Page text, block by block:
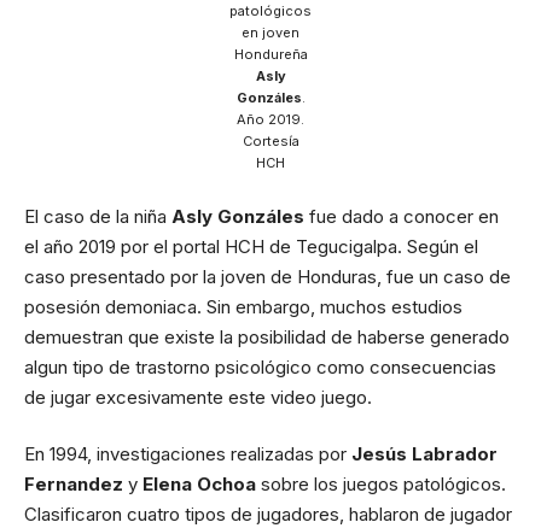
patológicos
en joven
Hondureña
Asly
Gonzáles.
Año 2019.
Cortesía
HCH
El caso de la niña Asly Gonzáles fue dado a conocer en
el año 2019 por el portal HCH de Tegucigalpa. Según el
caso presentado por la joven de Honduras, fue un caso de
posesión demoniaca. Sin embargo, muchos estudios
demuestran que existe la posibilidad de haberse generado
algun tipo de trastorno psicológico como consecuencias
de jugar excesivamente este video juego.
En 1994, investigaciones realizadas por Jesús Labrador
Fernandez y Elena Ochoa sobre los juegos patológicos.
Clasificaron cuatro tipos de jugadores, hablaron de jugador